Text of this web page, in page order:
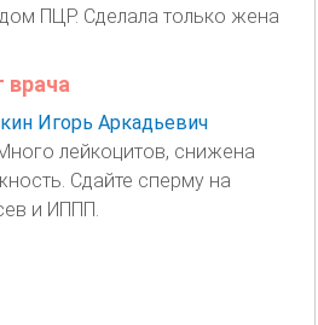
ПЦР. Сделала только жена
врача
Игорь Аркадьевич
лейкоцитов, снижена
Сдайте сперму на
и ИППП.